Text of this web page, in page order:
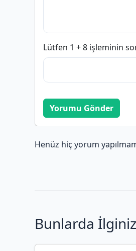
Lütfen 1 + 8 işleminin
Yorumu Gönder
Henüz hiç yorum
Bunlarda